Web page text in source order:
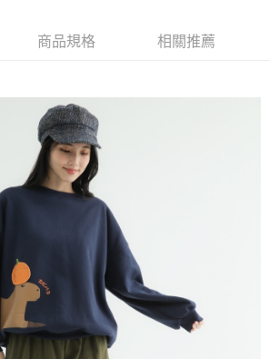
、不需綁卡、不需儲值。
，簡訊認證，即可結帳。
服務後，再付款。
帳流程】
先享後付」後，將跳轉至「AFTEE先享後付」
並確認金額後，即可完成結帳。
將收到繳費通知簡訊。
14天內，點擊此簡訊中的連結，可透過四大超商／
方式進行付款，方視為交易完成。
當下不需立刻繳費，但若您需要取消訂單，請聯絡
家同意取消之訂單仍視為有效，需透過AFTEE先享
先享後付 」之結帳頁面顯示為準，若有關於
取消欲退款等相關疑問，請聯繫「AFTEE先享後付
support/home
含以上)免運費
含以上)免運費
含以上)免運費
商品規格 相關推薦